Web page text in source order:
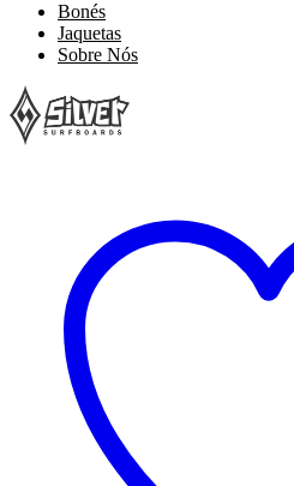
Bonés
Jaquetas
Sobre Nós